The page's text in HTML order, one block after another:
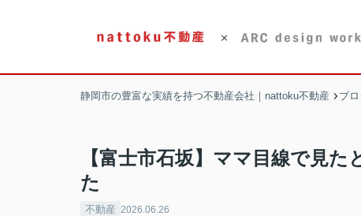
静岡市の豊富な実績を持つ不動産会社｜nattoku不動産 ブ
【富士市石坂】ママ目線で見
た
不動産 2026.06.26